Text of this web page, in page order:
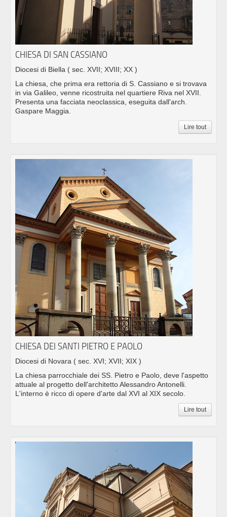
CHIESA DI SAN CASSIANO
Diocesi di Biella ( sec. XVII; XVIII; XX )
La chiesa, che prima era rettoria di S. Cassiano e si trovava
in via Galileo, venne ricostruita nel quartiere Riva nel XVII.
Presenta una facciata neoclassica, eseguita dall'arch.
Gaspare Maggia.
Lire tout
CHIESA DEI SANTI PIETRO E PAOLO
Diocesi di Novara ( sec. XVI; XVII; XIX )
La chiesa parrocchiale dei SS. Pietro e Paolo, deve l'aspetto
attuale al progetto dell'architetto Alessandro Antonelli.
L'interno è ricco di opere d'arte dal XVI al XIX secolo.
Lire tout